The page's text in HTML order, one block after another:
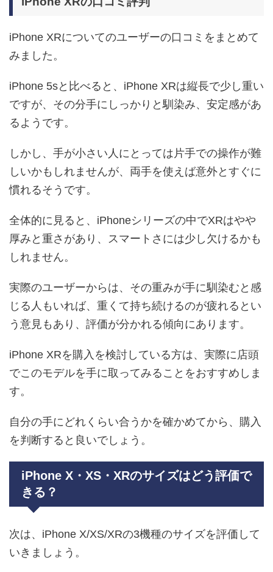
iPhone XRについてのユーザーの口コミをまとめて
みました。
iPhone 5sと比べると、iPhone XRは縦長で少し重い
ですが、その分手にしっかりと馴染み、安定感があ
るようです。
しかし、手が小さい人にとっては片手での操作が難
しいかもしれませんが、両手を使えば意外とすぐに
慣れるそうです。
全体的に見ると、iPhoneシリーズの中でXRはやや
厚みと重さがあり、スマートさには少し欠けるかも
しれません。
実際のユーザーからは、その重みが手に馴染むと感
じる人もいれば、重くて持ち続けるのが疲れるとい
う意見もあり、評価が分かれる傾向にあります。
iPhone XRを購入を検討している方は、実際に店頭
でこのモデルを手に取ってみることをおすすめしま
す。
自分の手にどれくらい合うかを確かめてから、購入
を判断すると良いでしょう。
iPhone X・XS・XRのサイズはどう評価で
きる？
次は、iPhone X/XS/XRの3機種のサイズを評価して
いきましょう。